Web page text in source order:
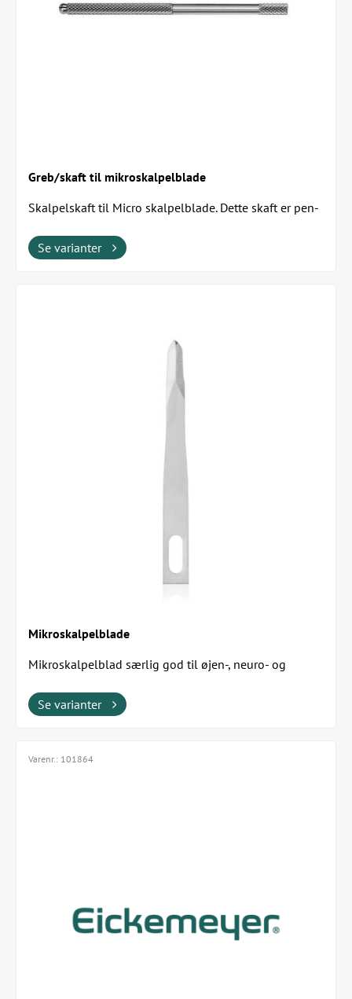
Greb/skaft til mikroskalpelblade
Skalpelskaft til Micro skalpelblade. Dette skaft er pen-
Se varianter
Mikroskalpelblade
Mikroskalpelblad særlig god til øjen-, neuro- og
Se varianter
Varenr.: 101864